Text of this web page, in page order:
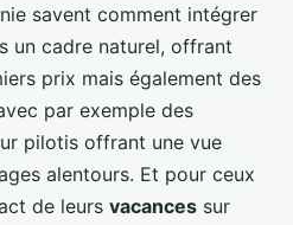
savent comment intégrer
un cadre naturel, offrant
prix mais également des
par exemple des
pilotis offrant une vue
alentours. Et pour ceux
de leurs vacances sur